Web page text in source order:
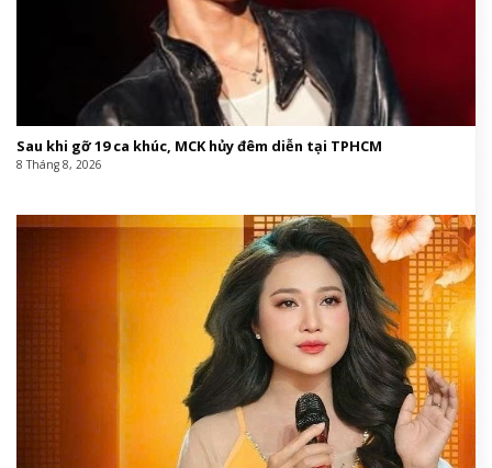
Sau khi gỡ 19 ca khúc, MCK hủy đêm diễn tại TPHCM
8 Tháng 8, 2026